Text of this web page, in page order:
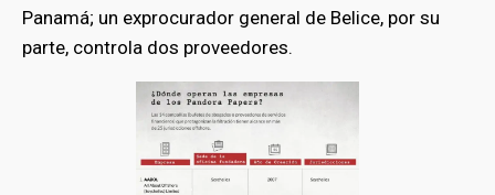
Panamá; un exprocurador general de Belice, por su
parte, controla dos proveedores.